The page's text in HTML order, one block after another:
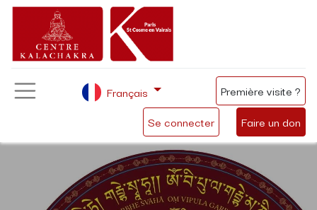
Se connecter Faire un don
Français Première visite ?